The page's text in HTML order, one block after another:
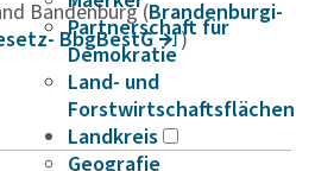
Partnerschaft für
Demokratie
Land- und
Forstwirtschaftsflächen
Landkreis
Geografie
Bandenburg(Bran­den­bur­gi­
BbgBestG
)